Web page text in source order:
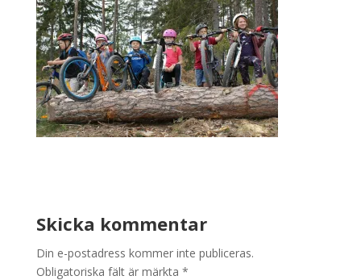
Skicka kommentar
Din e-postadress kommer inte publiceras.
Obligatoriska fält är märkta *